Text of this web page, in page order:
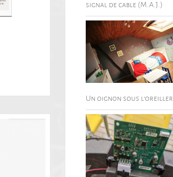
signal de cable (M.A.J.)
Un oignon sous l’oreiller